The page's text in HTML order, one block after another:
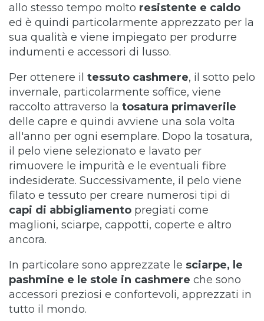
allo stesso tempo molto resistente e caldo
ed è quindi particolarmente apprezzato per la
sua qualità e viene impiegato per produrre
indumenti e accessori di lusso.
Per ottenere il tessuto cashmere, il sotto pelo
invernale, particolarmente soffice, viene
raccolto attraverso la tosatura primaverile
delle capre e quindi avviene una sola volta
all'anno per ogni esemplare. Dopo la tosatura,
il pelo viene selezionato e lavato per
rimuovere le impurità e le eventuali fibre
indesiderate. Successivamente, il pelo viene
filato e tessuto per creare numerosi tipi di
capi di abbigliamento pregiati come
maglioni, sciarpe, cappotti, coperte e altro
ancora.
In particolare sono apprezzate le sciarpe, le
pashmine e le stole in cashmere che sono
accessori preziosi e confortevoli, apprezzati in
tutto il mondo.